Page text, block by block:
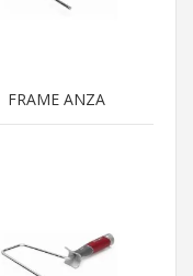
FRAME ANZA